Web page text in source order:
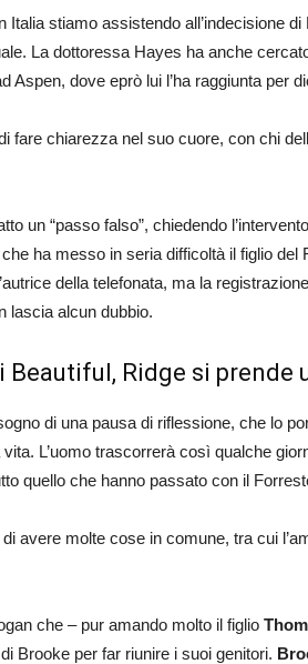
Italia stiamo assistendo all’indecisione di
La dottoressa Hayes ha anche
Aspen, dove eprò lui l’ha raggiunta per
fare chiarezza nel suo cuore, con chi
un “passo falso”, chiedendo
ha messo in seria difficoltà il figlio del
della telefonata, ma la
lascia alcun dubbio.
Beautiful, Ridge si prende
di una pausa di riflessione, che lo
L’uomo trascorrerà così qualche
quello che hanno passato con il
avere molte cose in comune, tra cui
che – pur amando molto il figlio
Brooke per far riunire i suoi genitori.